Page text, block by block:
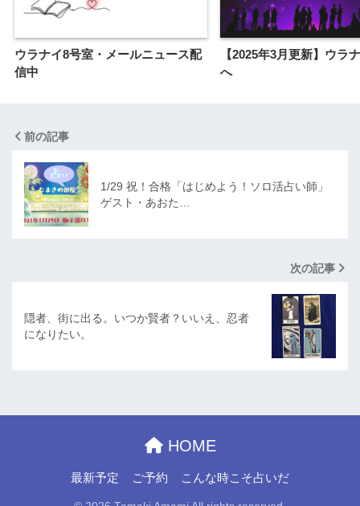
ウラナイ8号室・メールニュース配
信中
【2025年3月更新】ウラ
へ
前の記事
1/29 祝！合格「はじめよう！ソロ活占い師」
ゲスト・あおた…
次の記事
隠者、街に出る。いつか賢者？いいえ、忍者
になりたい。
HOME
最新予定 ご予約 こんな時こそ占いだ